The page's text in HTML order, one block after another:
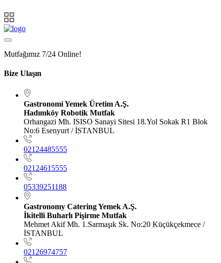
Mutfağımız 7/24 Online!
Bize Ulaşın
Gastronomi Yemek Üretim A.Ş.
Hadımköy Robotik Mutfak
Orhangazi Mh. ISISO Sanayi Sitesi 18.Yol Sokak R1 Blok
No:6 Esenyurt / İSTANBUL
02124485555
02124615555
05339251188
Gastronomy Catering Yemek A.Ş.
İkitelli Buharlı Pişirme Mutfak
Mehmet Akif Mh. 1.Sarmaşık Sk. No:20 Küçükçekmece /
İSTANBUL
02126974757